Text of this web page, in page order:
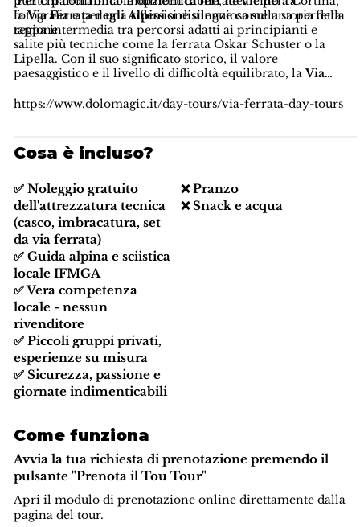
fotografia e per una riflessione silenziosa sulla storia della
regione.
laVia Ferrata degli Alpinisi distingue come una perfetta
tappa intermedia tra percorsi adatti ai principianti e
salite più tecniche come la ferrata Oskar Schuster o la
Lipella. Con il suo significato storico, il valore
paesaggistico e il livello di difficoltà equilibrato, laVia
una delle esperienze di ferrata più arricchenti e
https://www.dolomagic.it/day-tours/via-ferrata-day-tours
Cosa è incluso?
✅ Noleggio gratuito
dell'attrezzatura tecnica
(casco, imbracatura, set
da via ferrata)
✅ Guida alpina e sciistica
locale IFMGA
✅ Vera competenza
locale - nessun
rivenditore
✅ Piccoli gruppi privati,
esperienze su misura
✅ Sicurezza, passione e
giornate indimenticabili
❌ Pranzo
❌ Snack e acqua
Come funziona
Avvia la tua richiesta di prenotazione premendo il
pulsante "Prenota il Tou Tour"
Apri il modulo di prenotazione online direttamente dalla
pagina del tour.